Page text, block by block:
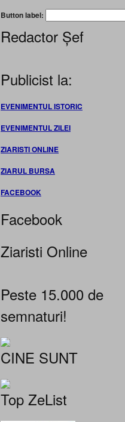
Button label:
Redactor Șef
Publicist la:
EVENIMENTUL ISTORIC
EVENIMENTUL ZILEI
ZIARISTI ONLINE
ZIARUL BURSA
FACEBOOK
Facebook
Ziaristi Online
Peste 15.000 de
semnaturi!
CINE SUNT
Top ZeList